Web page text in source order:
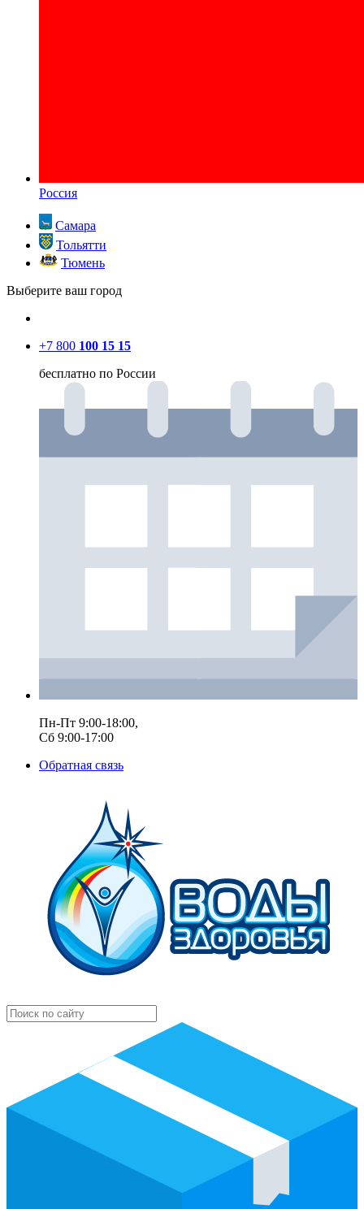
Россия
Самара
Тольятти
Тюмень
Выберите ваш город
+7 800 100 15 15
бесплатно по России
Пн-Пт 9:00-18:00,
Сб 9:00-17:00
Обратная связь